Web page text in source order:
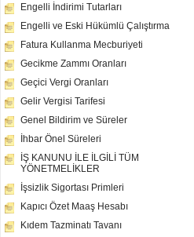
Engelli İndirimi Tutarları
Engelli ve Eski Hükümlü Çalıştırma
Fatura Kullanma Mecburiyeti
Gecikme Zammı Oranları
Geçici Vergi Oranları
Gelir Vergisi Tarifesi
Genel Bildirim ve Süreler
İhbar Önel Süreleri
İŞ KANUNU İLE İLGİLİ TÜM
YÖNETMELİKLER
İşsizlik Sigortası Primleri
Kapıcı Özet Maaş Hesabı
Kıdem Tazminatı Tavanı